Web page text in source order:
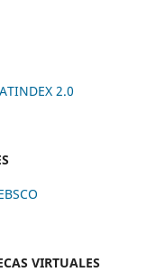
2.0
VIRTUALES